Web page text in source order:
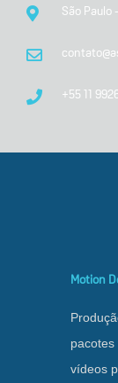
São Paulo
+55 11
Motion
pacotes
vídeos